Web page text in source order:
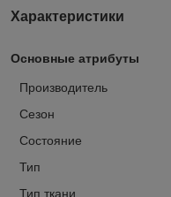
Характеристики
Основные атрибуты
Производитель
Сезон
Состояние
Тип
Тип ткани